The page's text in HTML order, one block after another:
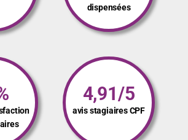
dispensées
4,91/5
avis stagiaires CPF